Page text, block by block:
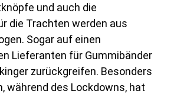
und auch die
die Trachten werden aus
Sogar auf einen
Lieferanten für Gummibänder
zurückgreifen. Besonders
während des Lockdowns, hat